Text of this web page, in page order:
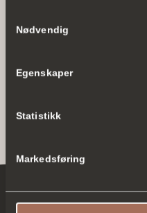
Nødvendig
Egenskaper
Statistikk
Markedsføring